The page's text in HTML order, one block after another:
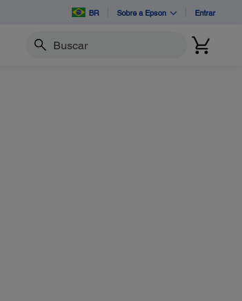
BR Sobre a Epson Entrar
Buscar